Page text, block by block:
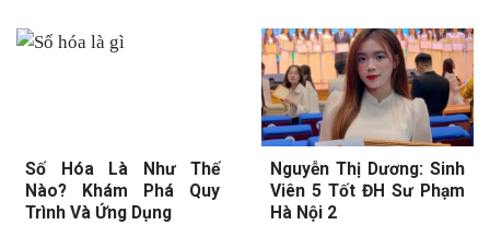
Số Hóa Là Như Thế
Nào? Khám Phá Quy
Trình Và Ứng Dụng
Nguyễn Thị Dương: Sinh
Viên 5 Tốt ĐH Sư Phạm
Hà Nội 2